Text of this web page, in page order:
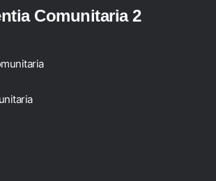
Comunitaria 2